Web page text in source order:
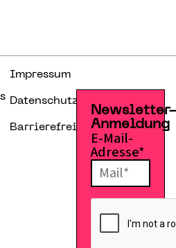
Impressum
Datenschutzerklärung
Barrierefreiheitserklärung
Anmeldung
E-Mail-
Adresse*